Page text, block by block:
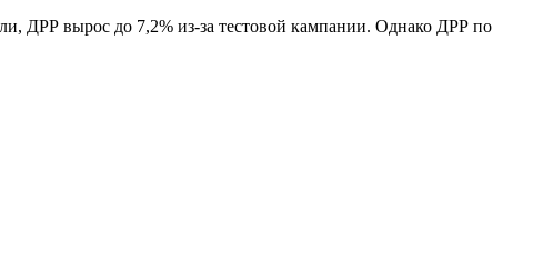
ДРР вырос до 7,2% из-за тестовой кампании. Однако ДРР по